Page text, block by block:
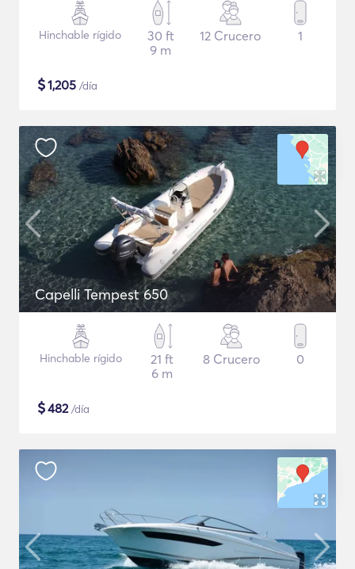
Hinchable rígido
30 ft
9 m
12 Crucero 1
$1,205 /día
Capelli Tempest 650
Hinchable rígido
21 ft
6 m
8 Crucero 0
$482/día